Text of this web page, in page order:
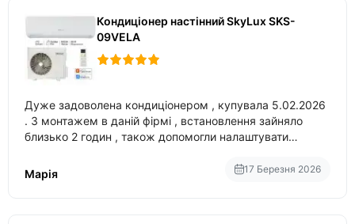
Кондиціонер настінний SkyLux SKS-
09VELA
Дуже задоволена кондиціонером , купувала 5.02.2026
. З монтажем в даній фірмі , встановлення зайняло
близько 2 годин , також допомогли налаштувати
Марія
17 Березня 2026